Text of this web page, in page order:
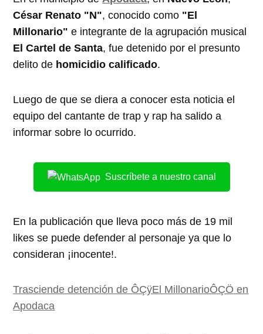
César Renato "N", conocido como "El
Millonario" e integrante de la agrupación musical
El Cartel de Santa, fue detenido por el presunto
delito de homicidio calificado.
Luego de que se diera a conocer esta noticia el
equipo del cantante de trap y rap ha salido a
informar sobre lo ocurrido.
Suscríbete a nuestro canal
En la publicación que lleva poco más de 19 mil
likes se puede defender al personaje ya que lo
consideran ¡inocente!.
Trasciende detención de ÔÇÿEl MillonarioÔÇÖ en
Apodaca